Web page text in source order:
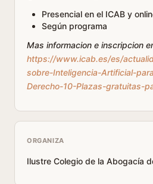
Presencial en el ICAB y
Según programa
Mas informacion e inscripcion
https://www.icab.es/es/
sobre-Inteligencia-Artificial-
Derecho-10-Plazas-gratuitas-
ORGANIZA
Ilustre Colegio de la Abogacía